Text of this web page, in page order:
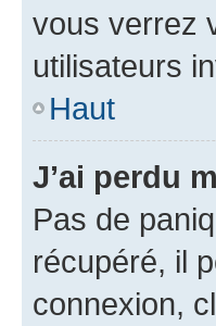
vous verrez
utilisateurs
Haut
J’ai perdu
Pas de
récupéré, il
connexion,